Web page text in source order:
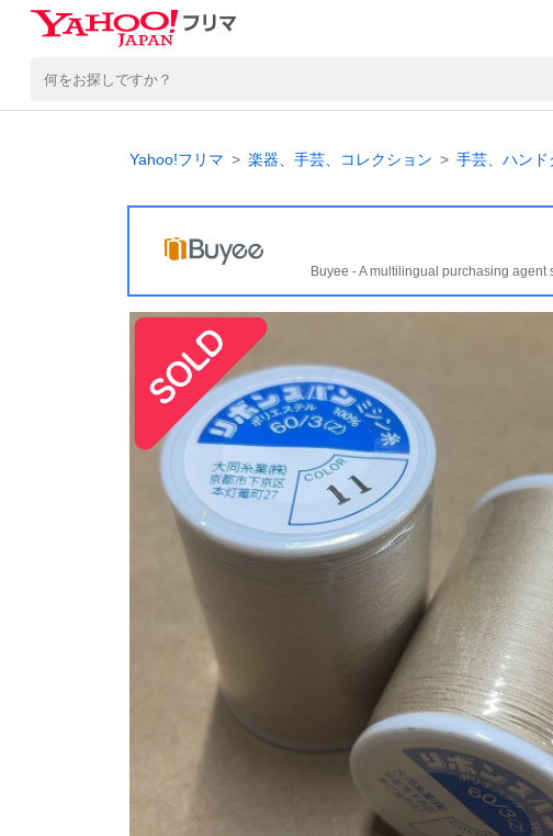
Yahoo!フリマ 楽器、手芸、コレクション 手芸、ハンド
Buyee - A multilingual purchasing